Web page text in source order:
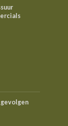
gevolgen